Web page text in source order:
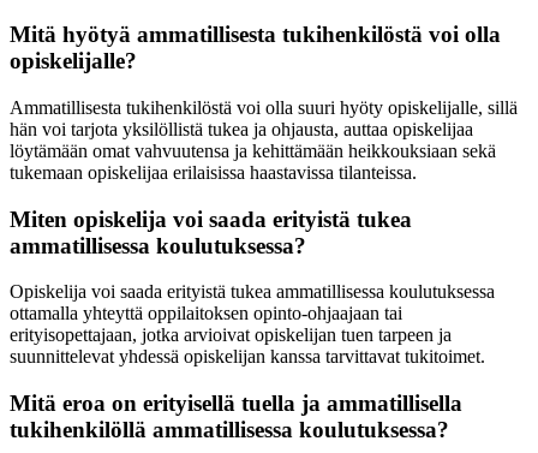
Mitä hyötyä ammatillisesta tukihenkilöstä voi olla
opiskelijalle?
Ammatillisesta tukihenkilöstä voi olla suuri hyöty opiskelijalle, sillä
hän voi tarjota yksilöllistä tukea ja ohjausta, auttaa opiskelijaa
löytämään omat vahvuutensa ja kehittämään heikkouksiaan sekä
tukemaan opiskelijaa erilaisissa haastavissa tilanteissa.
Miten opiskelija voi saada erityistä tukea
ammatillisessa koulutuksessa?
Opiskelija voi saada erityistä tukea ammatillisessa koulutuksessa
ottamalla yhteyttä oppilaitoksen opinto-ohjaajaan tai
erityisopettajaan, jotka arvioivat opiskelijan tuen tarpeen ja
suunnittelevat yhdessä opiskelijan kanssa tarvittavat tukitoimet.
Mitä eroa on erityisellä tuella ja ammatillisella
tukihenkilöllä ammatillisessa koulutuksessa?